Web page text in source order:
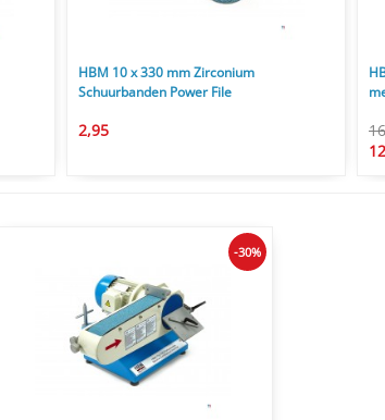
HBM 10 x 330 mm Zirconium
Schuurbanden Power File
2,95
-30%